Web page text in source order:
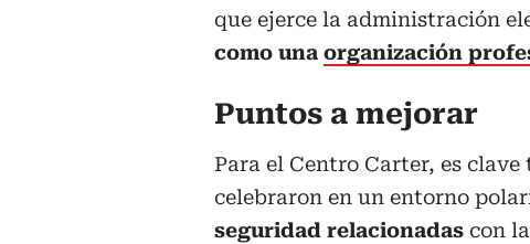
que ejerce la administración
como una organización
Puntos a mejorar
Para el Centro Carter, es clave
celebraron en un entorno
seguridad relacionadas con